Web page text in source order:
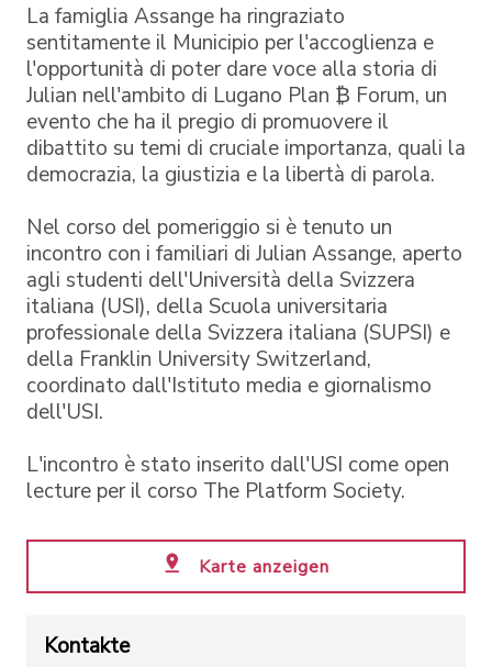
La famiglia Assange ha ringraziato
sentitamente il Municipio per l'accoglienza e
l'opportunità di poter dare voce alla storia di
Julian nell'ambito di Lugano Plan ₿ Forum, un
evento che ha il pregio di promuovere il
dibattito su temi di cruciale importanza, quali la
democrazia, la giustizia e la libertà di parola.
Nel corso del pomeriggio si è tenuto un
incontro con i familiari di Julian Assange, aperto
agli studenti dell'Università della Svizzera
italiana (USI), della Scuola universitaria
professionale della Svizzera italiana (SUPSI) e
della Franklin University Switzerland,
coordinato dall'Istituto media e giornalismo
dell'USI.
L'incontro è stato inserito dall'USI come open
lecture per il corso The Platform Society.
Karte anzeigen
Kontakte